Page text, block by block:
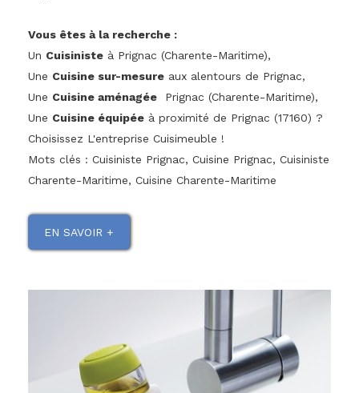
Vous êtes à la recherche :
Un Cuisiniste à Prignac (Charente-Maritime),
Une Cuisine sur-mesure aux alentours de Prignac,
Une Cuisine aménagée Prignac (Charente-Maritime),
Une Cuisine équipée à proximité de Prignac (17160) ?
Choisissez L'entreprise Cuisimeuble !
Mots clés : Cuisiniste Prignac, Cuisine Prignac, Cuisiniste
Charente-Maritime, Cuisine Charente-Maritime
EN SAVOIR +